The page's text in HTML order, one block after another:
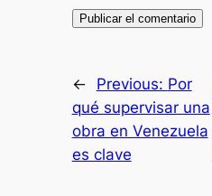
← Previous: Por
qué supervisar una
obra en Venezuela
es clave